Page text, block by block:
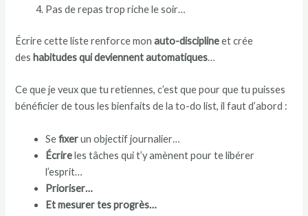
Pas de repas trop riche le soir…
Écrire cette liste renforce monauto-disciplineet crée
des habitudes qui deviennent automatiques…
Ce que je veux que tu retiennes, c’est que pour que tu puisses
bénéficier de tous les bienfaits de la to-do list, il faut d’abord :
Sefixerun objectif journalier…
Écrireles tâches qui t’y amènent pour te libérer
l’esprit…
Prioriser…
Et mesurer tes progrès…